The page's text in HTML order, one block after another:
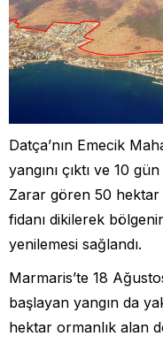
Datça’nın Emecik
yangını çıktı ve 10
Zarar gören 50 hektar
fidanı dikilerek
yenilemesi sağlandı.
Marmaris’te 18
başlayan yangın da
hektar ormanlık alan